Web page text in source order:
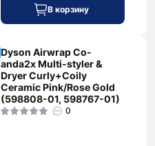
В корзину
Dyson Airwrap Co-
anda2x Multi-styler &
Dryer Curly+Coily
Ceramic Pink/Rose Gold
(598808-01, 598767-01)
0